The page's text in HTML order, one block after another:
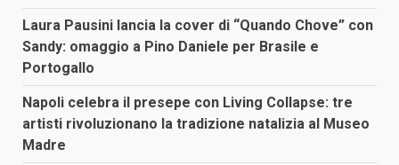
Laura Pausini lancia la cover di “Quando Chove” con
Sandy: omaggio a Pino Daniele per Brasile e
Portogallo
Napoli celebra il presepe con Living Collapse: tre
artisti rivoluzionano la tradizione natalizia al Museo
Madre